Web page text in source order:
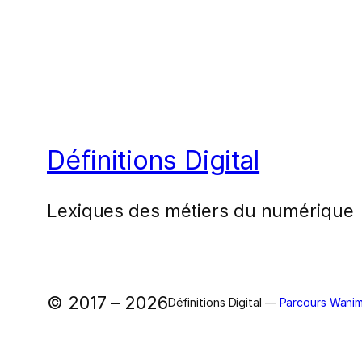
Définitions Digital
Lexiques des métiers du numérique
© 2017 – 2026Définitions Digital — Parcours